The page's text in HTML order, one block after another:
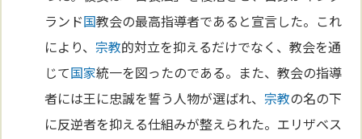
ランド国教会の最高指導者であると宣言した。これ
により、 宗教的対立を抑えるだけでなく、教会を通
じて国家統一を図ったのである。また、教会の指導
者には王に忠誠を誓う人物が選ばれ、 宗教の名の下
に反逆者を抑える仕組みが整えられた。エリザベス